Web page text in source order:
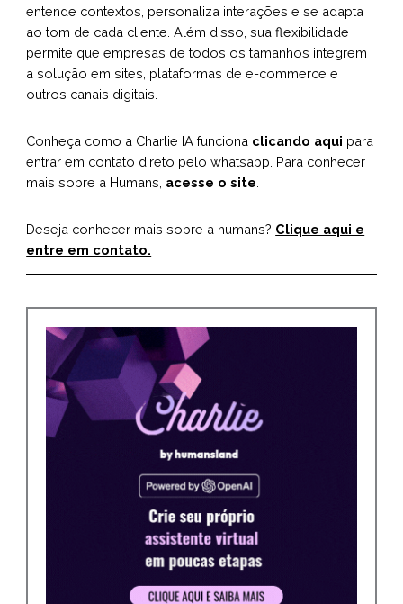
entende contextos, personaliza interações e se adapta
ao tom de cada cliente. Além disso, sua flexibilidade
permite que empresas de todos os tamanhos integrem
a solução em sites, plataformas de e-commerce e
outros canais digitais.
Conheça como a Charlie IA funciona clicando aqui para
entrar em contato direto pelo whatsapp. Para conhecer
mais sobre a Humans, acesse o site
Deseja conhecer mais sobre a humans? Clique aqui e
entre em contato.